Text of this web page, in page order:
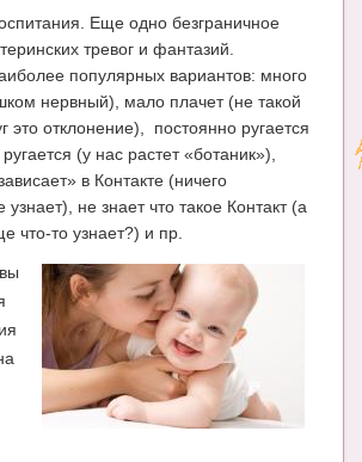
Еще одно безграничное
тревог и фантазий.
популярных вариантов: много
нервный), мало плачет (не такой
это отклонение), постоянно ругается
(у нас растет «ботаник»),
в Контакте (ничего
не знает что такое Контакт (а
что-то узнает?) и пр.